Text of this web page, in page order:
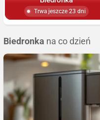
Trwa jeszcze 23 dni
Biedronka na co dzień